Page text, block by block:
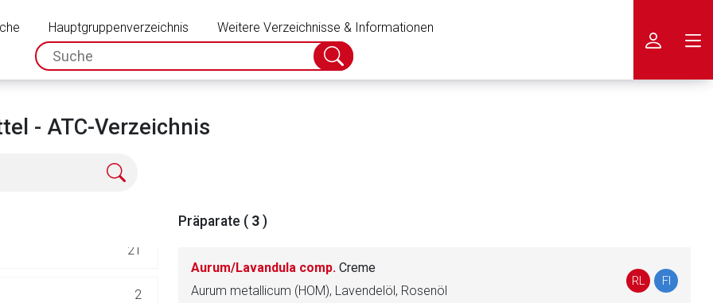
Hauptgruppenverzeichnis
Weitere Verzeichnisse & Informationen
spc.search.input.placeholder
Suche
abschicken
- ATC-Verzeichnis
67
8
21
2
Präparate ( 3 )
Aurum/Lavandula comp. Creme
Aurum metallicum (HOM), Lavendelöl, Rosenöl
RL FI